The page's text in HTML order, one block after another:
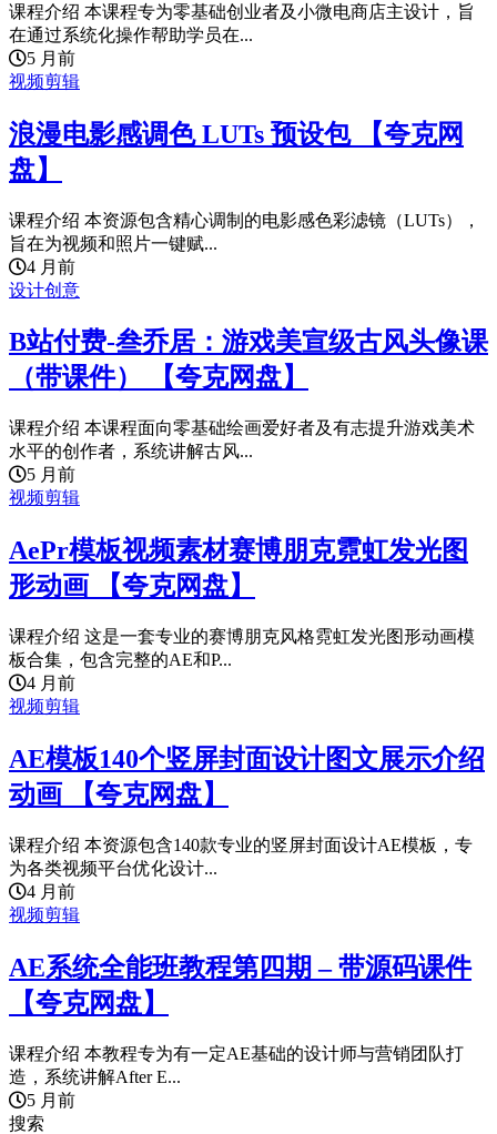
课程介绍 本课程专为零基础创业者及小微电商店主设计，旨
在通过系统化操作帮助学员在...
5 月前
视频剪辑
浪漫电影感调色 LUTs 预设包 【夸克网
盘】
课程介绍 本资源包含精心调制的电影感色彩滤镜（LUTs），
旨在为视频和照片一键赋...
4 月前
设计创意
B站付费-叁乔居：游戏美宣级古风头像课
（带课件） 【夸克网盘】
课程介绍 本课程面向零基础绘画爱好者及有志提升游戏美术
水平的创作者，系统讲解古风...
5 月前
视频剪辑
AePr模板视频素材赛博朋克霓虹发光图
形动画 【夸克网盘】
课程介绍 这是一套专业的赛博朋克风格霓虹发光图形动画模
板合集，包含完整的AE和P...
4 月前
视频剪辑
AE模板140个竖屏封面设计图文展示介绍
动画 【夸克网盘】
课程介绍 本资源包含140款专业的竖屏封面设计AE模板，专
为各类视频平台优化设计...
4 月前
视频剪辑
AE系统全能班教程第四期 – 带源码课件
【夸克网盘】
课程介绍 本教程专为有一定AE基础的设计师与营销团队打
造，系统讲解After E...
5 月前
搜索